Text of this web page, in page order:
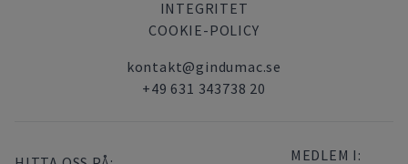
INTEGRITET
COOKIE-POLICY
kontakt@gindumac.se
+49 631 343738 20
MEDLEM I: